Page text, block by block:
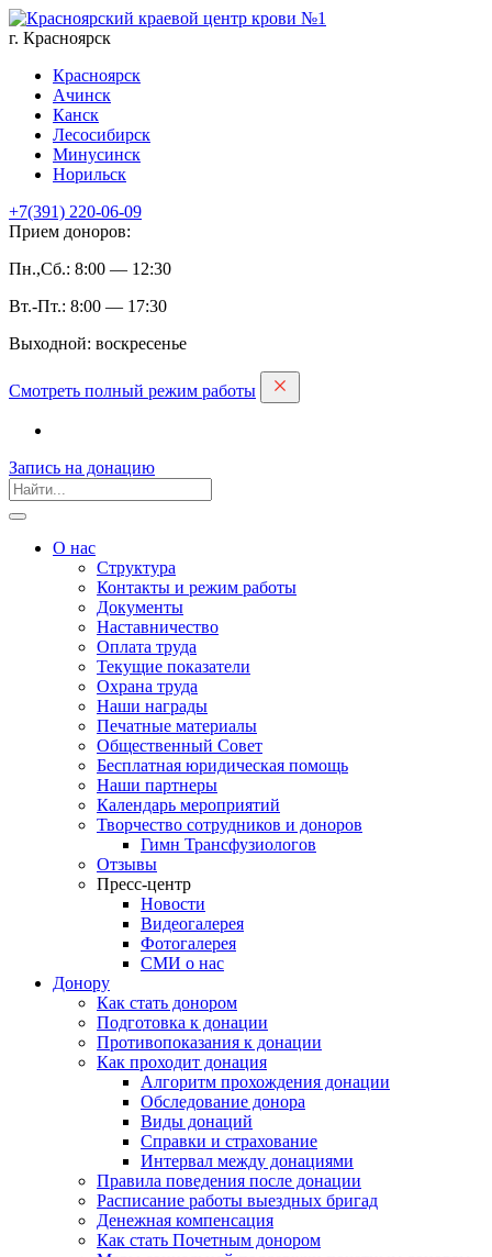
г. Красноярск
Красноярск
Ачинск
Канск
Лесосибирск
Минусинск
Норильск
+7(391) 220-06-09
Прием доноров:
Пн.,Сб.: 8:00 — 12:30
Вт.-Пт.: 8:00 — 17:30
Выходной: воскресенье
Смотреть полный режим работы
Запись на дoнацию
О нас
Структура
Контакты и режим работы
Документы
Наставничество
Оплата труда
Текущие показатели
Охрана труда
Наши награды
Печатные материалы
Общественный Совет
Бесплатная юридическая помощь
Наши партнеры
Календарь мероприятий
Творчество сотрудников и доноров
Гимн Трансфузиологов
Отзывы
Пресс-центр
Новости
Видеогалерея
Фотогалерея
СМИ о нас
Донору
Как стать донором
Подготовка к донации
Противопоказания к донации
Как проходит донация
Алгоритм прохождения донации
Обследование донора
Виды донаций
Справки и страхование
Интервал между донациями
Правила поведения после донации
Расписание работы выездных бригад
Денежная компенсация
Как стать Почетным донором